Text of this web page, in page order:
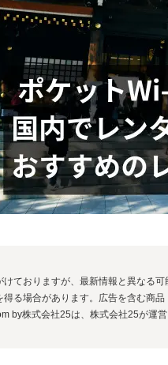
けておりますが、最新情報と異なる
得る場合があります。広告を含む商品
by株式会社25は、株式会社25が運営